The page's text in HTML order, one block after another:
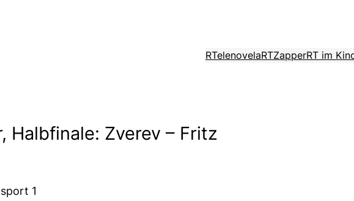
RTelenovelaRTZapperRT im
Halbfinale: Zverev – Fritz
1